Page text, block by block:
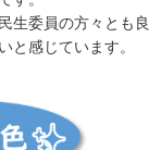
生委員の方々とも
と感じています。